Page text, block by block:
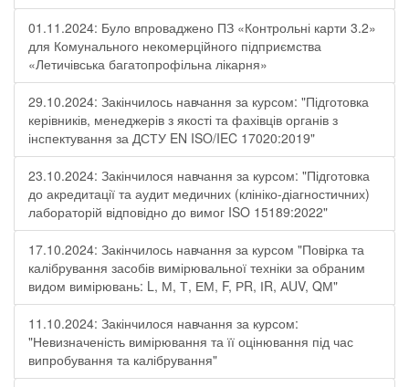
01.11.2024: Було впроваджено ПЗ «Контрольні карти 3.2»
для Комунального некомерційного підприємства
«Летичівська багатопрофільна лікарня»
29.10.2024: Закінчилось навчання за курсом: "Підготовка
керівників, менеджерів з якості та фахівців органів з
інспектування за ДСТУ EN ISO/IEC 17020:2019"
23.10.2024: Закінчилося навчання за курсом: "Підготовка
до акредитації та аудит медичних (клініко-діагностичних)
лабораторій відповідно до вимог ISO 15189:2022"
17.10.2024: Закінчилось навчання за курсом "Повірка та
калібрування засобів вимірювальної техніки за обраним
видом вимірювань: L, М, Т, ЕМ, F, РR, ІR, АUV, QМ"
11.10.2024: Закінчилося навчання за курсом:
"Невизначеність вимірювання та її оцінювання під час
випробування та калібрування"